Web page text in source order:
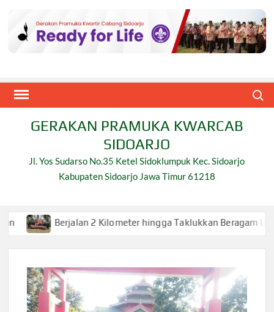
content
GERAKAN PRAMUKA KWARCAB
SIDOARJO
Jl. Yos Sudarso No.35 Ketel Sidoklumpuk Kec. Sidoarjo
Kabupaten Sidoarjo Jawa Timur 61218
2 Kilometer hingga Taklukkan Beragam Ujian, Inilah